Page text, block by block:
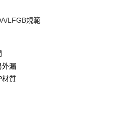
選擇「超商條碼／台灣大直營門市／銀行轉
」等通路繳費。
有限公司」（以下簡稱本公司）所提供，讓
買商品或服務，並由商店將買賣／分期付款
約使用本公司帳單繳交帳款。
分期」之契約關係目的，商店將以您的個人
提供予台灣大哥大進項蒐集、處理及利用，
含以上)免運費
上)免運費
LFGB規範
外漏
材質